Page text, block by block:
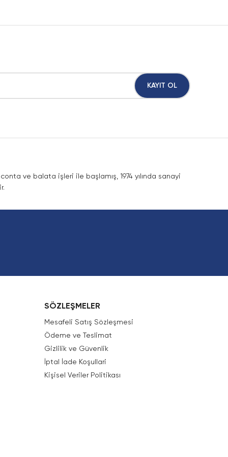
KAYIT OL
ve balata işleri ile başlamış, 1974 yılında sanayi
SÖZLEŞMELER
Mesafeli Satış Sözleşmesi
Ödeme ve Teslimat
Gizlilik ve Güvenlik
İptal İade Koşullari
Kişisel Veriler Politikası